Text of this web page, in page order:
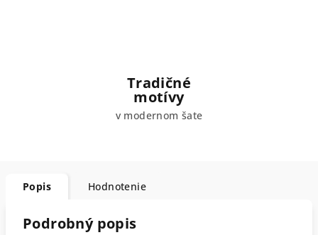
Tradičné
motívy
v modernom šate
Popis Hodnotenie
Podrobný popis